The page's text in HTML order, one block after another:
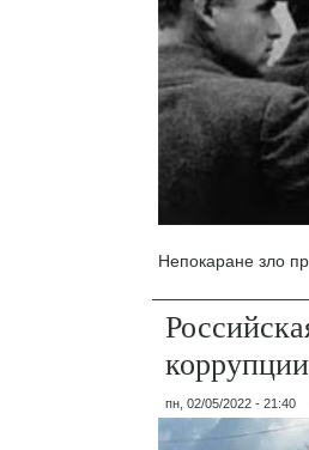
Непокаране зло
пн, 02/05/2022 - 21:40